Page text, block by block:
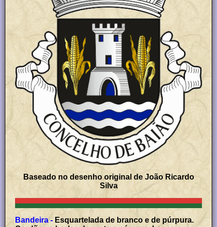
Baseado no desenho original de João Ricardo
Silva
Bandeira - Esquartelada de branco e de púrpura.